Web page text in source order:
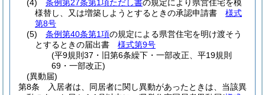
(4)
条例第27条第1項ただし書の規定により県営住宅を模
様替し、又は増築しようとするときの承認申請書 様式
第8号
(5)
条例第40条第1項の規定による県営住宅を明け渡そう
とするときの届出書 様式第9号
(平9規則37・旧第6条繰下・一部改正、平19規則
69・一部改正)
(異動届)
第8条
入居者は、同居者に関し異動があったときは、当該異